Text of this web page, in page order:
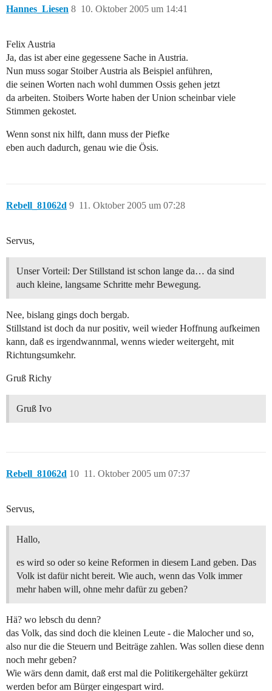
Hannes_Liesen 10. Oktober 2005 um 14:41
8
Felix Austria
Ja, das ist aber eine gegessene Sache in Austria.
Nun muss sogar Stoiber Austria als Beispiel anführen,
die seinen Worten nach wohl dummen Ossis gehen jetzt
da arbeiten. Stoibers Worte haben der Union scheinbar viele
Stimmen gekostet.
Wenn sonst nix hilft, dann muss der Piefke
eben auch dadurch, genau wie die Ösis.
Rebell_81062d 11. Oktober 2005 um 07:28
9
Servus,
Unser Vorteil: Der Stillstand ist schon lange da… da sind
auch kleine, langsame Schritte mehr Bewegung.
Nee, bislang gings doch bergab.
Stillstand ist doch da nur positiv, weil wieder Hoffnung aufkeimen
kann, daß es irgendwannmal, wenns wieder weitergeht, mit
Richtungsumkehr.
Gruß Richy
Gruß Ivo
Rebell_81062d 11. Oktober 2005 um 07:37
10
Servus,
Hallo,
es wird so oder so keine Reformen in diesem Land geben. Das
Volk ist dafür nicht bereit. Wie auch, wenn das Volk immer
mehr haben will, ohne mehr dafür zu geben?
Hä? wo lebsch du denn?
das Volk, das sind doch die kleinen Leute - die Malocher und so,
also nur die die Steuern und Beiträge zahlen. Was sollen diese denn
noch mehr geben?
Wie wärs denn damit, daß erst mal die Politikergehälter gekürzt
werden befor am Bürger eingespart wird.